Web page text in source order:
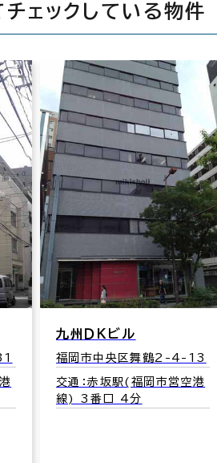
ェックしている物件
九州ＤＫビル
福岡市中央区舞鶴2-4-13
交通：赤坂駅(福岡市営空港
線) 3番口 4分